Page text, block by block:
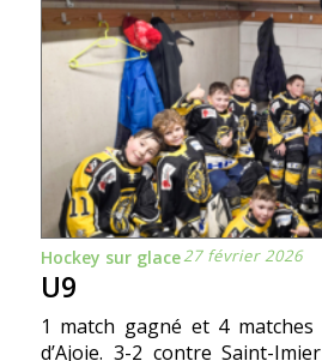
Hockey sur glace27 février 2026
U9
1 match gagné et 4
d’Ajoie. 3-2 contre Saint-